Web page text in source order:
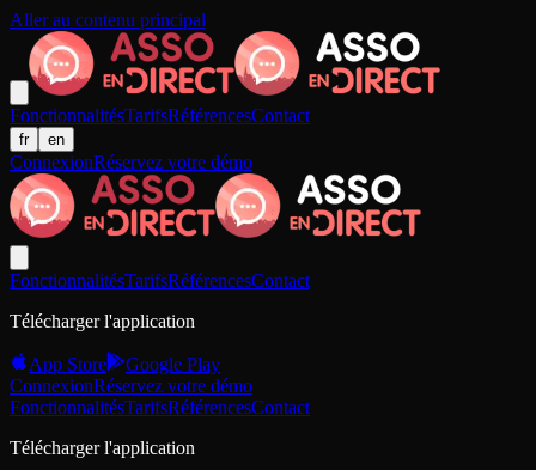
Aller au contenu principal
FonctionnalitésTarifsRéférencesContact
fr en
ConnexionRéservez votre démo
FonctionnalitésTarifsRéférencesContact
Télécharger l'application
App Store
Google Play
ConnexionRéservez votre démo
FonctionnalitésTarifsRéférencesContact
Télécharger l'application